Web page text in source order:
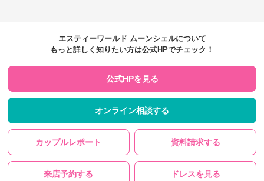
エスティーワールド ムーンシェルについて
もっと詳しく知りたい方は公式HPでチェック！
公式HPを見る
オンライン相談する
カップルレポート 資料請求する
来店予約する ドレスを見る